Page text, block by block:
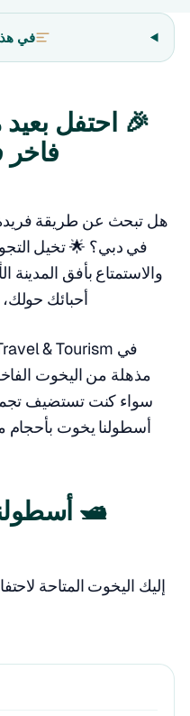
في
🎉 احتفل
هل تبحث عن طريقة فريدة
في دبي؟ 🌟 تخيل
والاستمتاع بأفق
أحبائك
مذهلة من اليخوت
سواء كنت تستضيف
أسطولنا يخوت بأحجام
🛥️
إليك اليخوت المتاحة